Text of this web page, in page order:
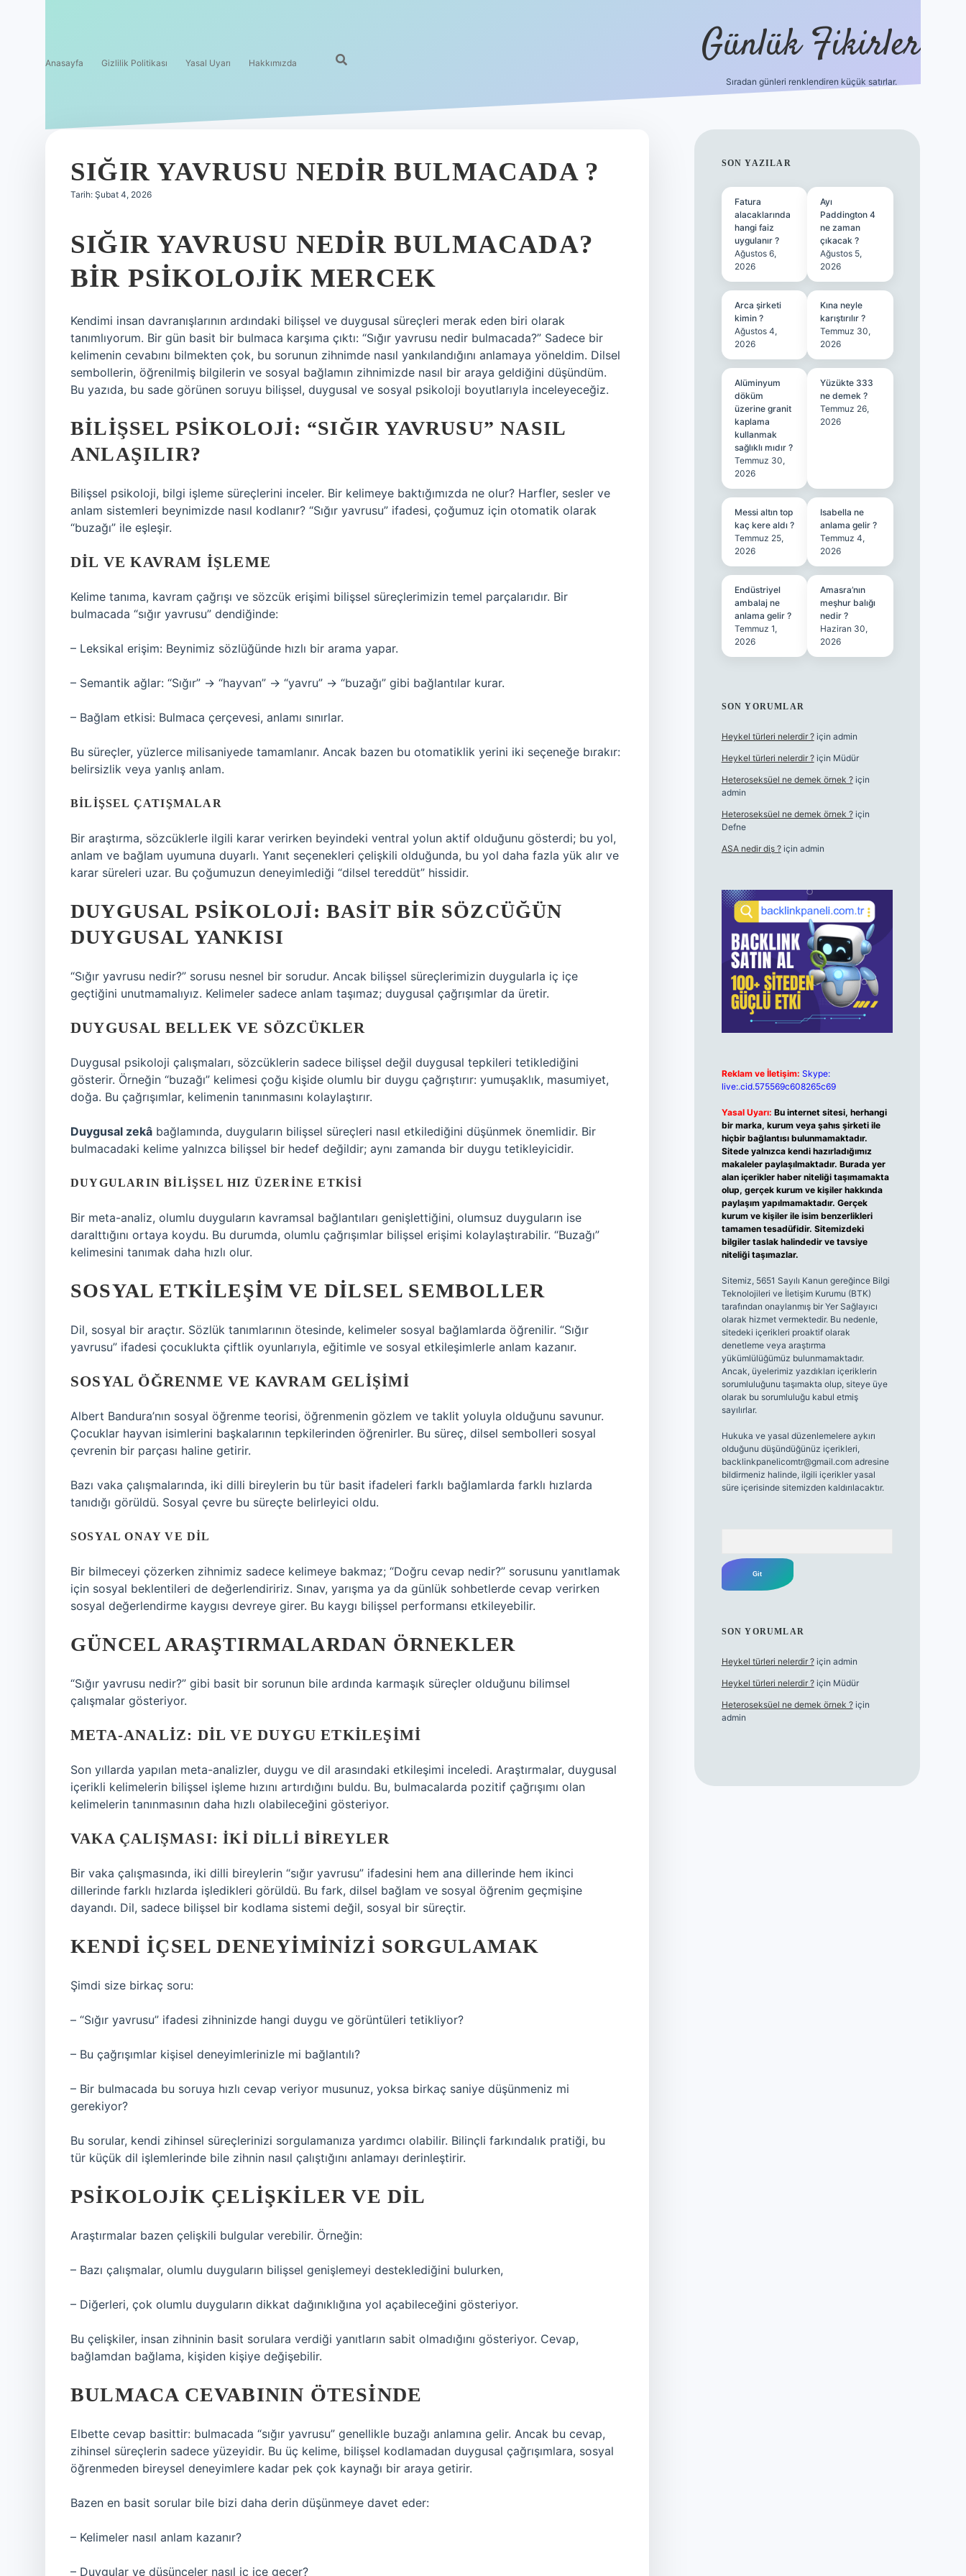
Anasayfa Gizlilik Politikası Yasal Uyarı Hakkımızda Günlük Fikirler
Sıradan günleri renklendiren küçük satırlar.
SIĞIR YAVRUSU NEDIR BULMACADA ?
Tarih: Şubat 4, 2026
SIĞIR YAVRUSU NEDIR BULMACADA?
BIR PSIKOLOJIK MERCEK
Kendimi insan davranışlarının ardındaki bilişsel ve duygusal süreçleri merak eden biri olarak
tanımlıyorum. Bir gün basit bir bulmaca karşıma çıktı: “Sığır yavrusu nedir bulmacada?” Sadece bir
kelimenin cevabını bilmekten çok, bu sorunun zihnimde nasıl yankılandığını anlamaya yöneldim. Dilsel
sembollerin, öğrenilmiş bilgilerin ve sosyal bağlamın zihnimizde nasıl bir araya geldiğini düşündüm.
Bu yazıda, bu sade görünen soruyu bilişsel, duygusal ve sosyal psikoloji boyutlarıyla inceleyeceğiz.
BILIŞSEL PSIKOLOJI: “SIĞIR YAVRUSU” NASIL
ANLAŞILIR?
Bilişsel psikoloji, bilgi işleme süreçlerini inceler. Bir kelimeye baktığımızda ne olur? Harfler, sesler ve
anlam sistemleri beynimizde nasıl kodlanır? “Sığır yavrusu” ifadesi, çoğumuz için otomatik olarak
“buzağı” ile eşleşir.
DIL VE KAVRAM İŞLEME
Kelime tanıma, kavram çağrışı ve sözcük erişimi bilişsel süreçlerimizin temel parçalarıdır. Bir
bulmacada “sığır yavrusu” dendiğinde:
– Leksikal erişim: Beynimiz sözlüğünde hızlı bir arama yapar.
– Semantik ağlar: “Sığır” → “hayvan” → “yavru” → “buzağı” gibi bağlantılar kurar.
– Bağlam etkisi: Bulmaca çerçevesi, anlamı sınırlar.
Bu süreçler, yüzlerce milisaniyede tamamlanır. Ancak bazen bu otomatiklik yerini iki seçeneğe bırakır:
belirsizlik veya yanlış anlam.
BILIŞSEL ÇATIŞMALAR
Bir araştırma, sözcüklerle ilgili karar verirken beyindeki ventral yolun aktif olduğunu gösterdi; bu yol,
anlam ve bağlam uyumuna duyarlı. Yanıt seçenekleri çelişkili olduğunda, bu yol daha fazla yük alır ve
karar süreleri uzar. Bu çoğumuzun deneyimlediği “dilsel tereddüt” hissidir.
DUYGUSAL PSIKOLOJI: BASIT BIR SÖZCÜĞÜN
DUYGUSAL YANKISI
“Sığır yavrusu nedir?” sorusu nesnel bir sorudur. Ancak bilişsel süreçlerimizin duygularla iç içe
geçtiğini unutmamalıyız. Kelimeler sadece anlam taşımaz; duygusal çağrışımlar da üretir.
DUYGUSAL BELLEK VE SÖZCÜKLER
Duygusal psikoloji çalışmaları, sözcüklerin sadece bilişsel değil duygusal tepkileri tetiklediğini
gösterir. Örneğin “buzağı” kelimesi çoğu kişide olumlu bir duygu çağrıştırır: yumuşaklık, masumiyet,
doğa. Bu çağrışımlar, kelimenin tanınmasını kolaylaştırır.
Duygusal zekâ bağlamında, duyguların bilişsel süreçleri nasıl etkilediğini düşünmek önemlidir. Bir
bulmacadaki kelime yalnızca bilişsel bir hedef değildir; aynı zamanda bir duygu tetikleyicidir.
DUYGULARIN BILIŞSEL HIZ ÜZERINE ETKISI
Bir meta-analiz, olumlu duyguların kavramsal bağlantıları genişlettiğini, olumsuz duyguların ise
daralttığını ortaya koydu. Bu durumda, olumlu çağrışımlar bilişsel erişimi kolaylaştırabilir. “Buzağı”
kelimesini tanımak daha hızlı olur.
SOSYAL ETKILEŞIM VE DILSEL SEMBOLLER
Dil, sosyal bir araçtır. Sözlük tanımlarının ötesinde, kelimeler sosyal bağlamlarda öğrenilir. “Sığır
yavrusu” ifadesi çocuklukta çiftlik oyunlarıyla, eğitimle ve sosyal etkileşimlerle anlam kazanır.
SOSYAL ÖĞRENME VE KAVRAM GELIŞIMI
Albert Bandura’nın sosyal öğrenme teorisi, öğrenmenin gözlem ve taklit yoluyla olduğunu savunur.
Çocuklar hayvan isimlerini başkalarının tepkilerinden öğrenirler. Bu süreç, dilsel sembolleri sosyal
çevrenin bir parçası haline getirir.
Bazı vaka çalışmalarında, iki dilli bireylerin bu tür basit ifadeleri farklı bağlamlarda farklı hızlarda
tanıdığı görüldü. Sosyal çevre bu süreçte belirleyici oldu.
SOSYAL ONAY VE DIL
Bir bilmeceyi çözerken zihnimiz sadece kelimeye bakmaz; “Doğru cevap nedir?” sorusunu yanıtlamak
için sosyal beklentileri de değerlendiririz. Sınav, yarışma ya da günlük sohbetlerde cevap verirken
sosyal değerlendirme kaygısı devreye girer. Bu kaygı bilişsel performansı etkileyebilir.
GÜNCEL ARAŞTIRMALARDAN ÖRNEKLER
“Sığır yavrusu nedir?” gibi basit bir sorunun bile ardında karmaşık süreçler olduğunu bilimsel
çalışmalar gösteriyor.
META-ANALIZ: DIL VE DUYGU ETKILEŞIMI
Son yıllarda yapılan meta-analizler, duygu ve dil arasındaki etkileşimi inceledi. Araştırmalar, duygusal
içerikli kelimelerin bilişsel işleme hızını artırdığını buldu. Bu, bulmacalarda pozitif çağrışımı olan
kelimelerin tanınmasının daha hızlı olabileceğini gösteriyor.
VAKA ÇALIŞMASI: İKI DILLI BIREYLER
Bir vaka çalışmasında, iki dilli bireylerin “sığır yavrusu” ifadesini hem ana dillerinde hem ikinci
dillerinde farklı hızlarda işledikleri görüldü. Bu fark, dilsel bağlam ve sosyal öğrenim geçmişine
dayandı. Dil, sadece bilişsel bir kodlama sistemi değil, sosyal bir süreçtir.
KENDI İÇSEL DENEYIMINIZI SORGULAMAK
Şimdi size birkaç soru:
– “Sığır yavrusu” ifadesi zihninizde hangi duygu ve görüntüleri tetikliyor?
– Bu çağrışımlar kişisel deneyimlerinizle mi bağlantılı?
– Bir bulmacada bu soruya hızlı cevap veriyor musunuz, yoksa birkaç saniye düşünmeniz mi
gerekiyor?
Bu sorular, kendi zihinsel süreçlerinizi sorgulamanıza yardımcı olabilir. Bilinçli farkındalık pratiği, bu
tür küçük dil işlemlerinde bile zihnin nasıl çalıştığını anlamayı derinleştirir.
PSIKOLOJIK ÇELIŞKILER VE DIL
Araştırmalar bazen çelişkili bulgular verebilir. Örneğin:
– Bazı çalışmalar, olumlu duyguların bilişsel genişlemeyi desteklediğini bulurken,
– Diğerleri, çok olumlu duyguların dikkat dağınıklığına yol açabileceğini gösteriyor.
Bu çelişkiler, insan zihninin basit sorulara verdiği yanıtların sabit olmadığını gösteriyor. Cevap,
bağlamdan bağlama, kişiden kişiye değişebilir.
BULMACA CEVABININ ÖTESINDE
Elbette cevap basittir: bulmacada “sığır yavrusu” genellikle buzağı anlamına gelir. Ancak bu cevap,
zihinsel süreçlerin sadece yüzeyidir. Bu üç kelime, bilişsel kodlamadan duygusal çağrışımlara, sosyal
öğrenmeden bireysel deneyimlere kadar pek çok kaynağı bir araya getirir.
Bazen en basit sorular bile bizi daha derin düşünmeye davet eder:
– Kelimeler nasıl anlam kazanır?
– Duygular ve düşünceler nasıl iç içe geçer?
SIDEBAR
SON YAZILAR
Fatura
alacaklarında
hangi faiz
uygulanır ?
Ağustos 6,
2026
Ayı
Paddington 4
ne zaman
çıkacak ?
Ağustos 5,
2026
Arca şirketi
kimin ?
Ağustos 4,
2026
Kına neyle
karıştırılır ?
Temmuz 30,
2026
Alüminyum
döküm
üzerine granit
kaplama
kullanmak
sağlıklı mıdır ?
Temmuz 30,
2026
Yüzükte 333
ne demek ?
Temmuz 26,
2026
Messi altın top
kaç kere aldı ?
Temmuz 25,
2026
Isabella ne
anlama gelir ?
Temmuz 4,
2026
Endüstriyel
ambalaj ne
anlama gelir ?
Temmuz 1,
2026
Amasra’nın
meşhur balığı
nedir ?
Haziran 30,
2026
SON YORUMLAR
Heykel türleri nelerdir ?için admin
Heykel türleri nelerdir ?için Müdür
Heteroseksüel ne demek örnek ?için
admin
Heteroseksüel ne demek örnek ?için
Defne
ASA nedir diş ?için admin
Reklam ve İletişim: Skype:
live:.cid.575569c608265c69
Yasal Uyarı: Bu internet sitesi, herhangi
bir marka, kurum veya şahıs şirketi ile
hiçbir bağlantısı bulunmamaktadır.
Sitede yalnızca kendi hazırladığımız
makaleler paylaşılmaktadır. Burada yer
alan içerikler haber niteliği taşımamakta
olup, gerçek kurum ve kişiler hakkında
paylaşım yapılmamaktadır. Gerçek
kurum ve kişiler ile isim benzerlikleri
tamamen tesadüfidir. Sitemizdeki
bilgiler taslak halindedir ve tavsiye
niteliği taşımazlar.
Sitemiz, 5651 Sayılı Kanun gereğince Bilgi
Teknolojileri ve İletişim Kurumu (BTK)
tarafından onaylanmış bir Yer Sağlayıcı
olarak hizmet vermektedir. Bu nedenle,
sitedeki içerikleri proaktif olarak
denetleme veya araştırma
yükümlülüğümüz bulunmamaktadır.
Ancak, üyelerimiz yazdıkları içeriklerin
sorumluluğunu taşımakta olup, siteye üye
olarak bu sorumluluğu kabul etmiş
sayılırlar.
Hukuka ve yasal düzenlemelere aykırı
olduğunu düşündüğünüz içerikleri,
backlinkpanelicomtr@gmail.comadresine
bildirmeniz halinde, ilgili içerikler yasal
süre içerisinde sitemizden kaldırılacaktır.
SON YORUMLAR
Heykel türleri nelerdir ?için admin
Heykel türleri nelerdir ?için Müdür
Heteroseksüel ne demek örnek ?için
admin
ilbet güncel giriş